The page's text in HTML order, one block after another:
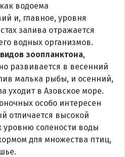
водоема
и, главное, уровня
залива отражается
водных организмов.
зоопланктона,
развивается в весенний
малька рыбы, и осенний,
уходит в Азовское море.
особо интересен
отличается высокой
уровню солености воды
для множества птиц,